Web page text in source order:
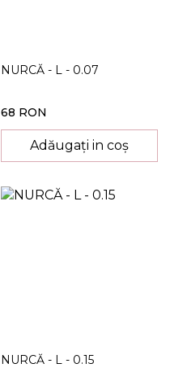
NURCĂ - L - 0.07
68 RON
Adăugați in coș
NURCĂ - L - 0.15